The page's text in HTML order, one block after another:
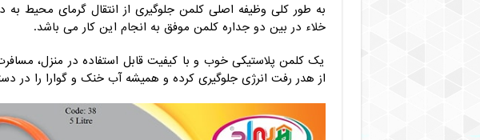
به طور کلی وظیفه اصلی کلمن جلوگیری از انتقال گرمای محیط
خلاء در بین دو جداره کلمن موفق به انجام این کار می باشد.
یک کلمن پلاستیکی خوب و با کیفیت قابل استفاده در منزل،
از هدر رفت انرژی جلوگیری کرده و همیشه آب خنک و گوارا را در